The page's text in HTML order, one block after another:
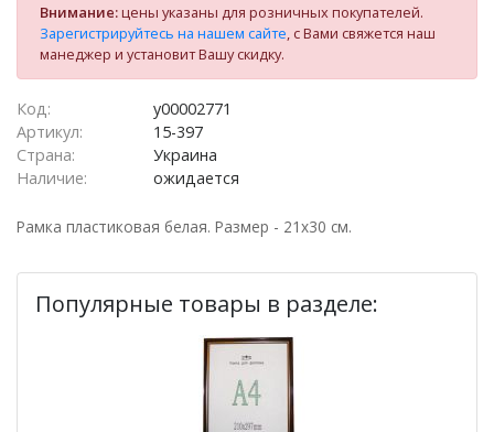
Внимание:цены указаны для розничных покупателей.
Зарегистрируйтесь на нашем сайте , с Вами свяжется наш
манеджер и установит Вашу скидку.
Код:
у00002771
Артикул:
15-397
Страна:
Украина
Наличие:
ожидается
Рамка пластиковая белая. Размер - 21х30 см.
Популярные товары в разделе: